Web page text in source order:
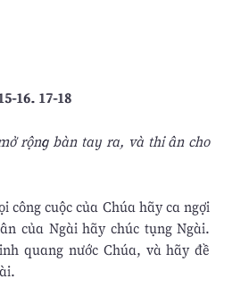
16. 17-18
rộng bàn tay ra, và thi ân cho
công cuộc của Chúa hãy ca ngợi
của Ngài hãy chúc tụng Ngài.
quang nước Chúa, và hãy đề